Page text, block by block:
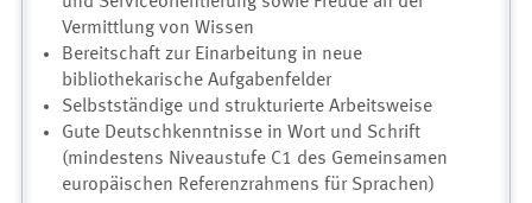
Vermittlung von Wissen
Bereitschaft zur Einarbeitung in neue
bibliothekarische Aufgabenfelder
Selbstständige und strukturierte Arbeitsweise
Gute Deutschkenntnisse in Wort und Schrift
(mindestens Niveaustufe C1 des Gemeinsamen
europäischen Referenzrahmens für Sprachen)